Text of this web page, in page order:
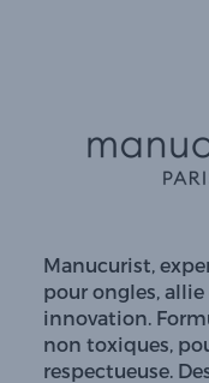
Manucurist,
pour ongles,
innovation.
non toxiques,
respectueuse.